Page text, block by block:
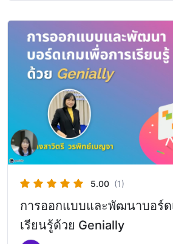
5.00 (1)
การออกแบบและพัฒนาบอร์ด
เรียนรู้ด้วย Genially